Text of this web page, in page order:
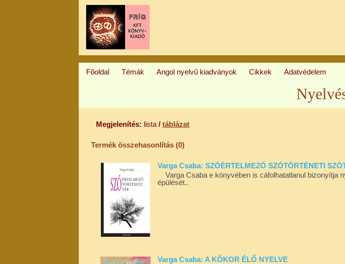
Főoldal Témák Angol nyelvű kiadványok Cikkek Adatvédelem
Megjelenítés: lista / táblázat
Termék összehasonlítás (0)
Varga Csaba: SZÓÉRTELMEZŐ SZÓTÖRTÉNETI
Varga Csaba e könyvében is cáfolhatatlanul bizonyítja
épülését..
Varga Csaba: A KŐKOR ÉLŐ NYELVE